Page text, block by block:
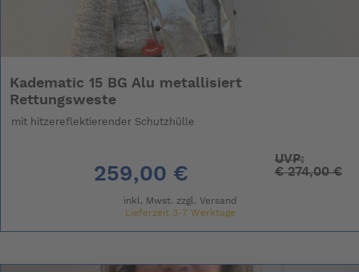
Kadematic 15 BG Alu metallisiert
Rettungsweste
mit hitzereflektierender Schutzhülle
259,00 €
UVP:
€274,00 €
inkl. Mwst. zzgl. Versand
Lieferzeit 3-7 Werktage